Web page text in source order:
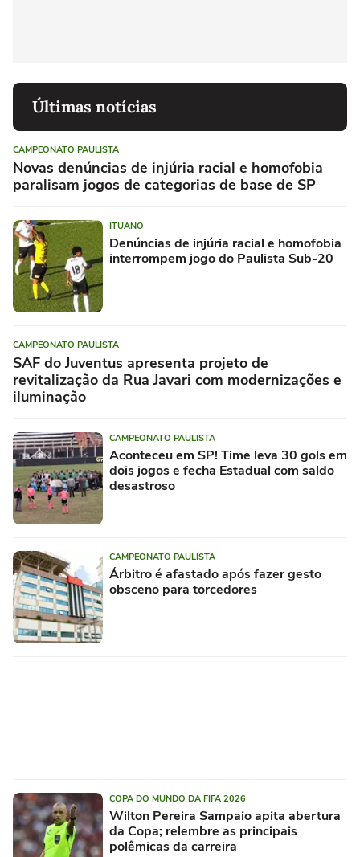
Últimas notícias
CAMPEONATO PAULISTA
Novas denúncias de injúria racial e homofobia
paralisam jogos de categorias de base de SP
ITUANO
Denúncias de injúria racial e homofobia
interrompem jogo do Paulista Sub-20
CAMPEONATO PAULISTA
SAF do Juventus apresenta projeto de
revitalização da Rua Javari com modernizações e
iluminação
CAMPEONATO PAULISTA
Aconteceu em SP! Time leva 30 gols em
dois jogos e fecha Estadual com saldo
desastroso
CAMPEONATO PAULISTA
Árbitro é afastado após fazer gesto
obsceno para torcedores
COPA DO MUNDO DA FIFA 2026
Wilton Pereira Sampaio apita abertura
da Copa; relembre as principais
polêmicas da carreira